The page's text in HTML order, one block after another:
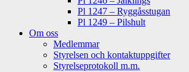
Pl 1247 – Ryggåsstugan
Pl 1249 – Pilshult
Om oss
Medlemmar
Styrelsen och kontaktuppgifter
Styrelseprotokoll m.m.